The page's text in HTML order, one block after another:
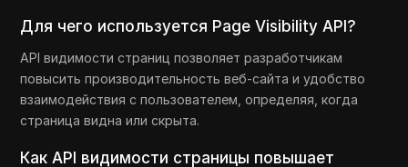
Для чего используется Page Visibility API?
API видимости страниц позволяет разработчикам
повысить производительность веб-сайта и удобство
взаимодействия с пользователем, определяя, когда
страница видна или скрыта.
Как API видимости страницы повышает